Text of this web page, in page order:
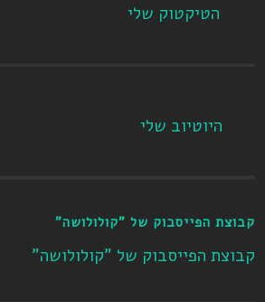
הטיקטוק שלי
היוטיוב שלי
קבוצת הפייסבוק של "קולולושה"
קבוצת הפייסבוק של "קולולושה"